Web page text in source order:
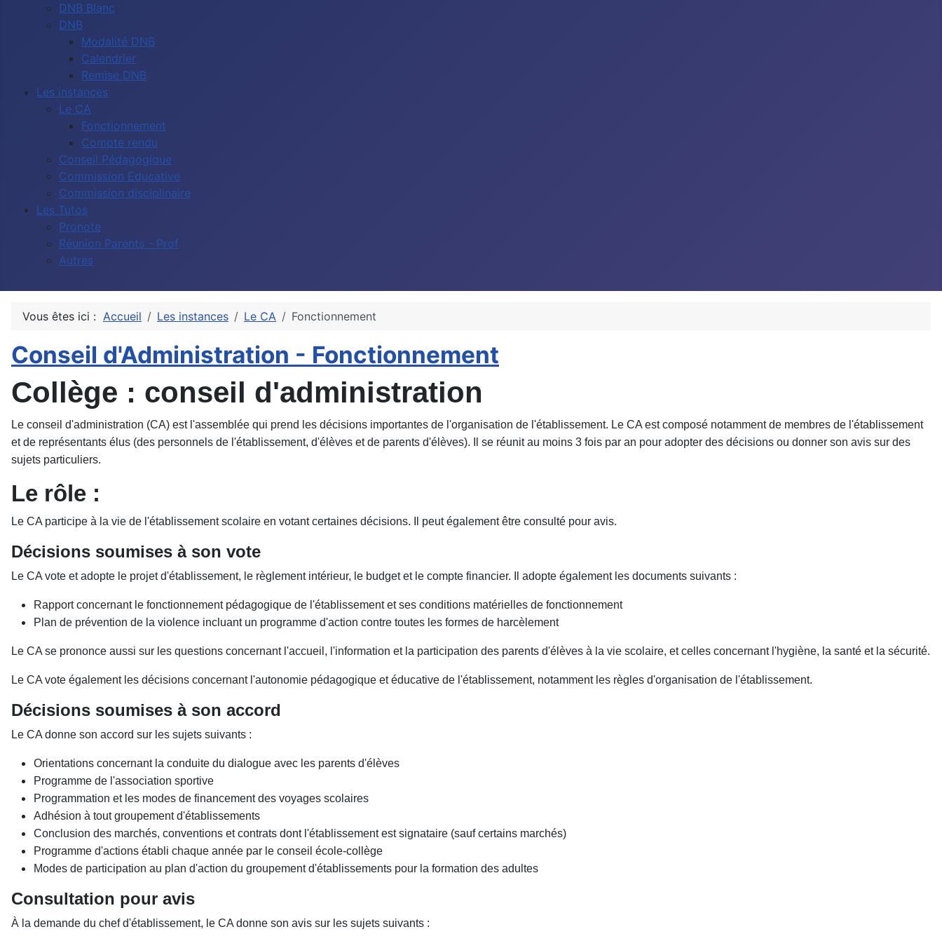
DNB Blanc
DNB
Modalité DNB
Calendrier
Remise DNB
Les instances
Le CA
Fonctionnement
Compte rendu
Conseil Pédagogique
Commission Educative
Commission disciplinaire
Les Tutos
Pronote
Réunion Parents - Prof
Autres
Vous êtes ici : Accueil Les instances Le CA Fonctionnement
Conseil d'Administration - Fonctionnement
Collège : conseil d'administration
Le conseil d'administration (CA) est l'assemblée qui prend les décisions importantes de l'organisation de l'établissement. Le CA est composé notamment de membres de l'établissement
et de représentants élus (des personnels de l'établissement, d'élèves et de parents d'élèves). Il se réunit au moins 3 fois par an pour adopter des décisions ou donner son avis sur des
sujets particuliers.
Le rôle :
Le CA participe à la vie de l'établissement scolaire en votant certaines décisions. Il peut également être consulté pour avis.
Décisions soumises à son vote
Le CA vote et adopte le projet d'établissement, le règlement intérieur, le budget et le compte financier. Il adopte également les documents suivants :
Rapport concernant le fonctionnement pédagogique de l'établissement et ses conditions matérielles de fonctionnement
Plan de prévention de la violence incluant un programme d'action contre toutes les formes de harcèlement
Le CA se prononce aussi sur les questions concernant l'accueil, l'information et la participation des parents d'élèves à la vie scolaire, et celles concernant l'hygiène, la santé et la sécurité.
Le CA vote également les décisions concernant l'autonomie pédagogique et éducative de l'établissement, notamment les règles d'organisation de l'établissement.
Décisions soumises à son accord
Le CA donne son accord sur les sujets suivants :
Orientations concernant la conduite du dialogue avec les parents d'élèves
Programme de l'association sportive
Programmation et les modes de financement des voyages scolaires
Adhésion à tout groupement d'établissements
Conclusion des marchés, conventions et contrats dont l'établissement est signataire (sauf certains marchés)
Programme d'actions établi chaque année par le conseil école-collège
Modes de participation au plan d'action du groupement d'établissements pour la formation des adultes
Consultation pour avis
À la demande du chef d'établissement, le CA donne son avis sur les sujets suivants :